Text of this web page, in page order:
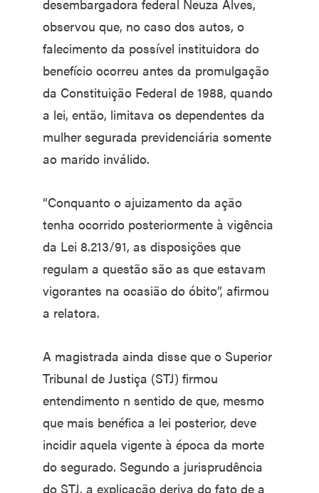
desembargadora federal Neuza Alves,
observou que, no caso dos autos, o
falecimento da possível instituidora do
benefício ocorreu antes da promulgação
da Constituição Federal de 1988, quando
a lei, então, limitava os dependentes da
mulher segurada previdenciária somente
ao marido inválido.
“Conquanto o ajuizamento da ação
tenha ocorrido posteriormente à vigência
da Lei 8.213/91, as disposições que
regulam a questão são as que estavam
vigorantes na ocasião do óbito”, afirmou
a relatora.
A magistrada ainda disse que o Superior
Tribunal de Justiça (STJ) firmou
entendimento n sentido de que, mesmo
que mais benéfica a lei posterior, deve
incidir aquela vigente à época da morte
do segurado. Segundo a jurisprudência
do STJ, a explicação deriva do fato de a